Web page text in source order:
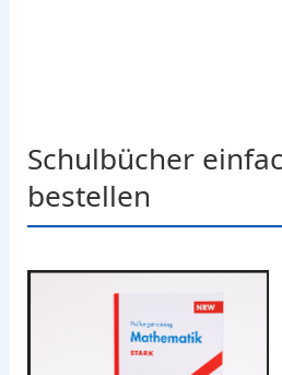
Schulbücher
bestellen